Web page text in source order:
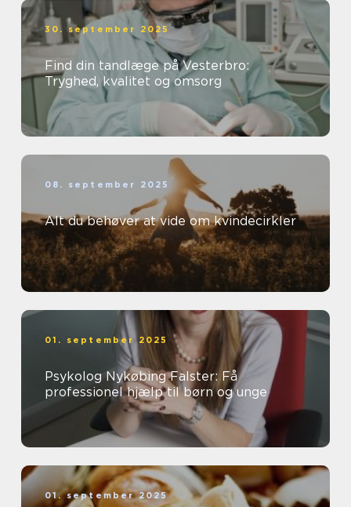
30. september 2025
Find din tandlæge på Vesterbro:
Tryghed, kvalitet og omsorg
08. september 2025
Alt du behøver at vide om kvindecirkler
01. september 2025
Psykolog Nykøbing Falster: Få
professionel hjælp til børn og unge
01. september 2025